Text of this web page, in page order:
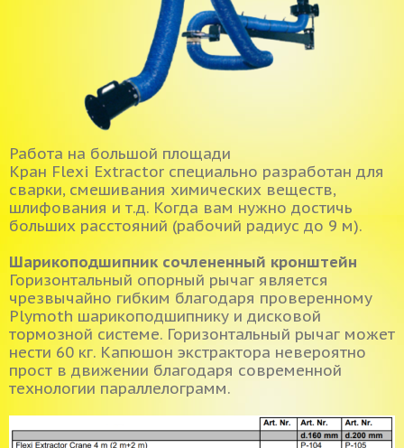
Работа на большой площади
Кран Flexi Extractor специально разработан для
сварки, смешивания химических веществ,
шлифования и т.д. Когда вам нужно достичь
больших расстояний (рабочий радиус до 9 м).
Шарикоподшипник сочлененный кронштейн
Горизонтальный опорный рычаг является
чрезвычайно гибким благодаря проверенному
Plymoth шарикоподшипнику и дисковой
тормозной системе. Горизонтальный рычаг может
нести 60 кг. Капюшон экстрактора невероятно
прост в движении благодаря современной
технологии параллелограмм.